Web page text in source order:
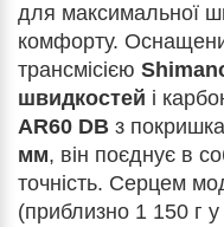
для максимальної
комфорту.
трансмісією
швидкостей і
AR60 DB з
мм, він поєднує в
точність. Серцем
(приблизно 1 150 г